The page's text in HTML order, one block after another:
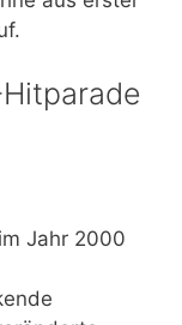
Jahr 2000